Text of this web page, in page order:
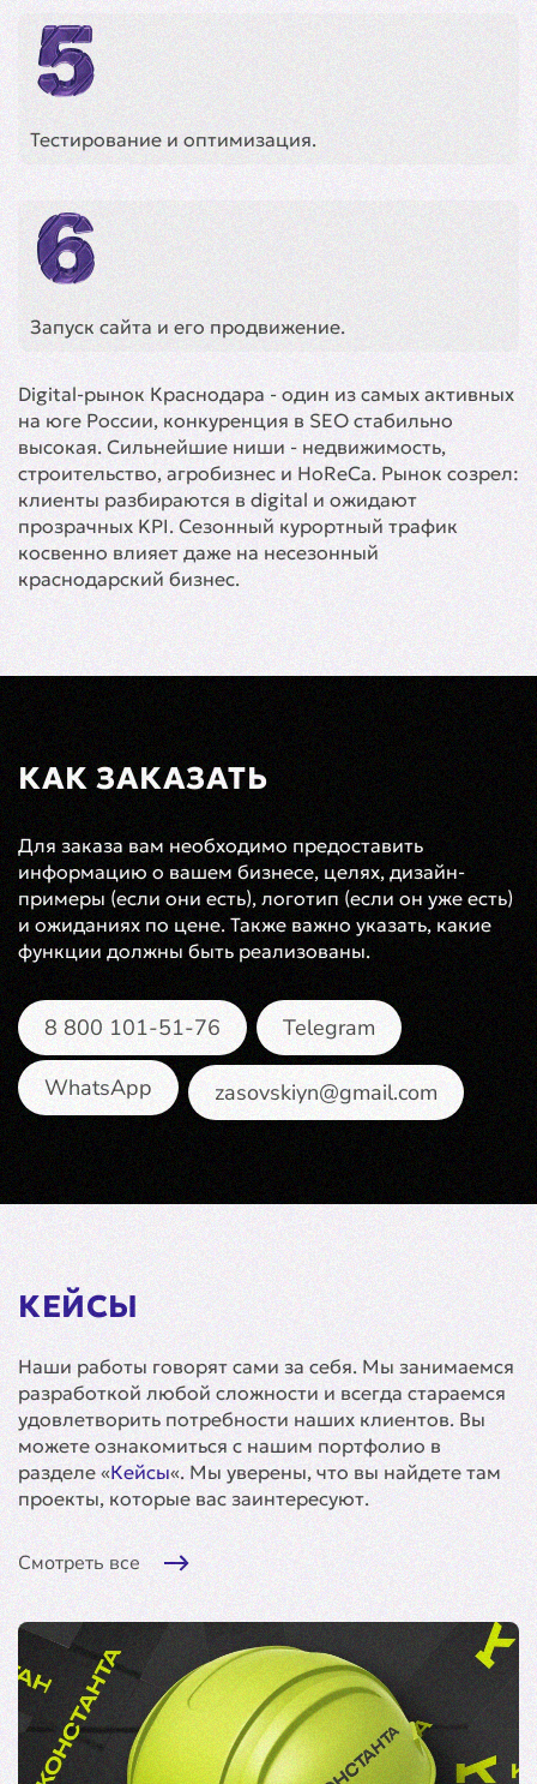
Тестирование и оптимизация.
Запуск сайта и его продвижение.
Digital-рынок Краснодара - один из самых активных
на юге России, конкуренция в SEO стабильно
высокая. Сильнейшие ниши - недвижимость,
строительство, агробизнес и HoReCa. Рынок созрел:
клиенты разбираются в digital и ожидают
прозрачных KPI. Сезонный курортный трафик
косвенно влияет даже на несезонный
краснодарский бизнес.
КАК ЗАКАЗАТЬ
Для заказа вам необходимо предоставить
информацию о вашем бизнесе, целях, дизайн-
примеры (если они есть), логотип (если он уже есть)
и ожиданиях по цене. Также важно указать, какие
функции должны быть реализованы.
8 800 101-51-76 Telegram
WhatsApp zasovskiyn@gmail.com
КЕЙСЫ
Наши работы говорят сами за себя. Мы занимаемся
разработкой любой сложности и всегда стараемся
удовлетворить потребности наших клиентов. Вы
можете ознакомиться с нашим портфолио в
разделе «Кейсы«. Мы уверены, что вы найдете там
проекты, которые вас заинтересуют.
Смотреть все